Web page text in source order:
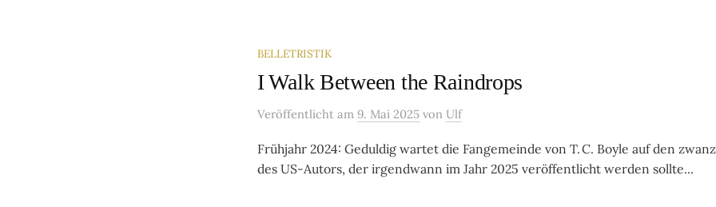
BELLETRISTIK
I Walk Between the Raindrops
Veröffentlicht am 9. Mai 2025 von Ulf
Frühjahr 2024: Geduldig wartet die Fangemeinde von T. C. Boyle auf den
des US-Autors, der irgendwann im Jahr 2025 veröffentlicht werden sollte...